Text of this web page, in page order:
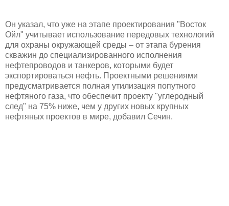
Он указал, что уже на этапе проектирования "Восток
Ойл" учитывает использование передовых технологий
для охраны окружающей среды – от этапа бурения
скважин до специализированного исполнения
нефтепроводов и танкеров, которыми будет
экспортироваться нефть. Проектными решениями
предусматривается полная утилизация попутного
нефтяного газа, что обеспечит проекту "углеродный
след" на 75% ниже, чем у других новых крупных
нефтяных проектов в мире, добавил Сечин.